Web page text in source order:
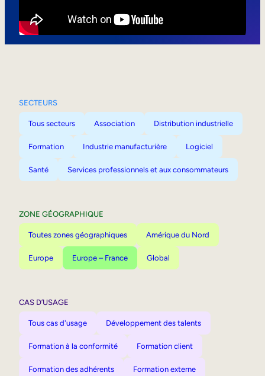
SECTEURS
Tous secteurs Association Distribution industrielle
Formation Industrie manufacturière Logiciel
Santé Services professionnels et aux consommateurs
ZONE GÉOGRAPHIQUE
Toutes zones géographiques Amérique du Nord
Europe Europe – France Global
CAS D’USAGE
Tous cas d'usage Développement des talents
Formation à la conformité Formation client
Formation des adhérents Formation externe